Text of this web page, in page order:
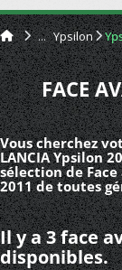
Ypsilon
FACE
Vous cherchez
LANCIA Ypsilon
sélection de
2011 de toutes
Il y a 3 face
disponibles.